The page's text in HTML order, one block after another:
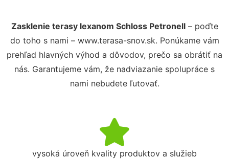
Zasklenie terasy lexanom Schloss Petronell– poďte
do toho s nami – www.terasa-snov.sk. Ponúkame vám
prehľad hlavných výhod a dôvodov, prečo sa obrátiť na
nás. Garantujeme vám, že nadviazanie spolupráce s
nami nebudete ľutovať.
vysoká úroveň kvality produktov a služieb